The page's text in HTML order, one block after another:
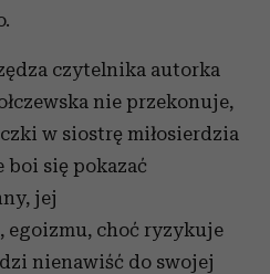
czytelnika autorka
nie przekonuje,
w siostrę miłosierdzia
boi się pokazać
jej
choć ryzykuje
nienawiść do swojej